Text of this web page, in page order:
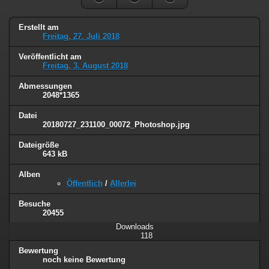
Erstellt am
Freitag, 27. Juli 2018
Veröffentlicht am
Freitag, 3. August 2018
Abmessungen
2048*1365
Datei
20180727_231100_00072_Photoshop.jpg
Dateigröße
643 kB
Alben
Öffentlich / Allerlei
Besuche
20455
Downloads
118
Bewertung
noch keine Bewertung